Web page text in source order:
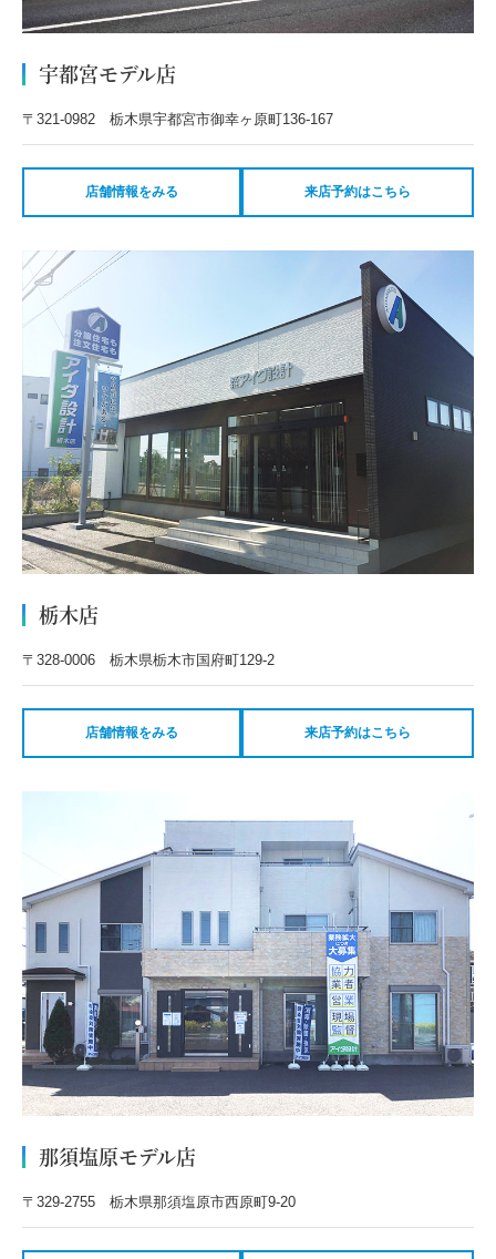
宇都宮モデル店
〒321-0982 栃木県宇都宮市御幸ヶ原町136-167
店舗情報をみる 来店予約はこちら
栃木店
〒328-0006 栃木県栃木市国府町129-2
店舗情報をみる 来店予約はこちら
那須塩原モデル店
〒329-2755 栃木県那須塩原市西原町9-20